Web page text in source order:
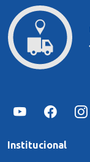
Institucional